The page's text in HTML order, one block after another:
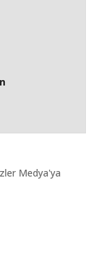
Medya'ya